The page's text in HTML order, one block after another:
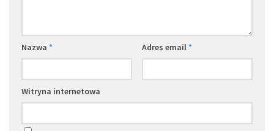
Nazwa * Adres email*
Witryna internetowa